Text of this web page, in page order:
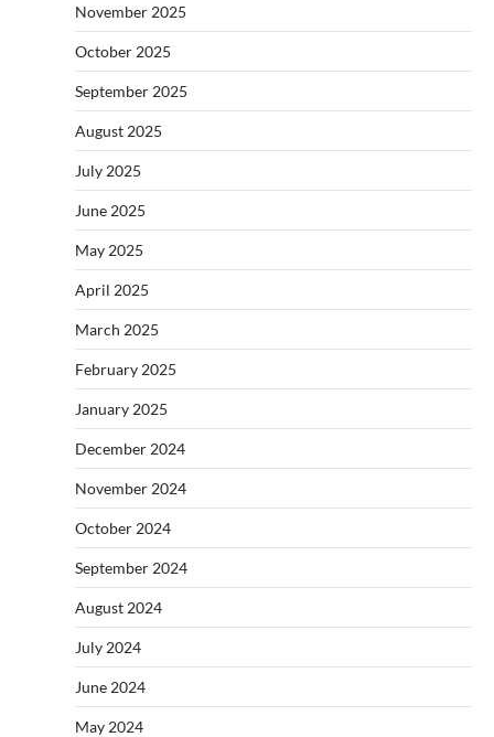
November 2025
October 2025
September 2025
August 2025
July 2025
June 2025
May 2025
April 2025
March 2025
February 2025
January 2025
December 2024
November 2024
October 2024
September 2024
August 2024
July 2024
June 2024
May 2024